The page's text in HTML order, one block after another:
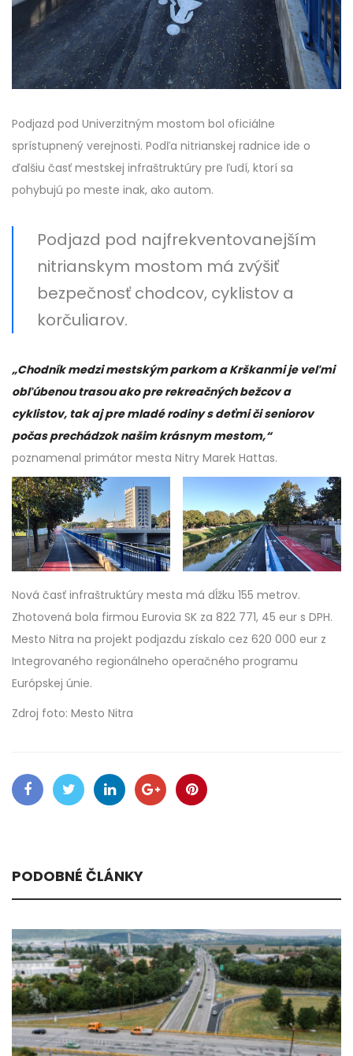
Podjazd pod Univerzitným mostom bol oficiálne
sprístupnený verejnosti. Podľa nitrianskej radnice ide o
ďalšiu časť mestskej infraštruktúry pre ľudí, ktorí sa
pohybujú po meste inak, ako autom.
Podjazd pod najfrekventovanejším
nitrianskym mostom má zvýšiť
bezpečnosť chodcov, cyklistov a
korčuliarov.
„Chodník medzi mestským parkom a Krškanmi je veľmi
obľúbenou trasou ako pre rekreačných bežcov a
cyklistov, tak aj pre mladé rodiny s deťmi či seniorov
počas prechádzok našim krásnym mestom,“
poznamenal primátor mesta Nitry Marek Hattas.
Nová časť infraštruktúry mesta má dĺžku 155 metrov.
Zhotovená bola firmou Eurovia SK za 822 771, 45 eur s DPH.
Mesto Nitra na projekt podjazdu získalo cez 620 000 eur z
Integrovaného regionálneho operačného programu
Európskej únie.
Zdroj foto: Mesto Nitra
PODOBNÉ ČLÁNKY